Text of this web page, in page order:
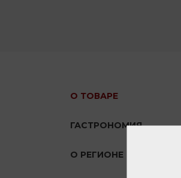
О ТОВАРЕ
ГАСТРОНОМИЯ
О РЕГИОНЕ